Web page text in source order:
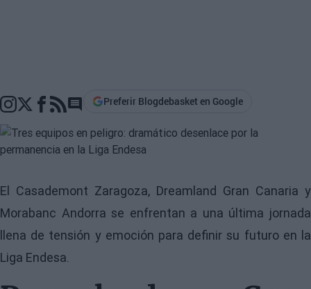
Go to comments section
Preferir Blogdebasket en Google
El Casademont Zaragoza, Dreamland Gran Canaria y
Morabanc Andorra se enfrentan a una última jornada
llena de tensión y emoción para definir su futuro en la
Liga Endesa.